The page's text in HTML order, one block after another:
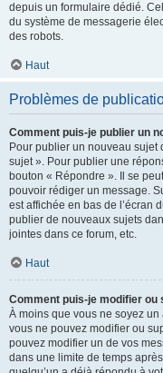
depuis un formulaire dédié.
du système de messagerie
des robots.
Haut
Problèmes de
Comment puis-je publier un
Pour publier un nouveau sujet
sujet ». Pour publier une
bouton « Répondre ». Il se
pouvoir rédiger un message.
est affichée en bas de l’écran
publier de nouveaux sujets
jointes dans ce forum, etc.
Haut
Comment puis-je modifier ou
À moins que vous ne soyez
vous ne pouvez modifier ou
pouvez modifier un de vos
dans une limite de temps